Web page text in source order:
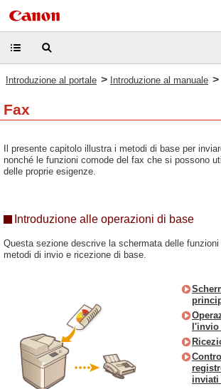
Introduzione al portale > Introduzione al manuale >
Fax
Il presente capitolo illustra i metodi di base per
nonché le funzioni comode del fax che si possono
delle proprie esigenze.
Introduzione alle operazioni di base
Questa sezione descrive la schermata delle
metodi di invio e ricezione di base.
inviati